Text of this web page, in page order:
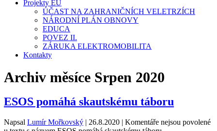
Projekty EU
ÚČAST NA ZAHRANIČNÍCH VELETRZÍCH
NÁRODNÍ PLÁN OBNOVY
EDUCA
POVEZ II.
ZÁRUKA ELEKTROMOBILITA
Kontakty
Archiv měsíce Srpen 2020
ESOS pomáhá skautskému táboru
Napsal Lumír Mořkovský | 26.8.2020 | Komentáře nejsou povolené